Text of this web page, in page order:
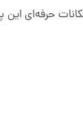
حرفه‌ای